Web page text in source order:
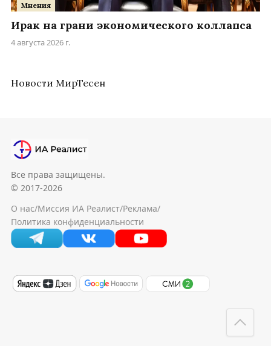
Мнения
Ирак на грани экономического коллапса
4 августа 2026 г.
Новости МирТесен
Все права защищены.
© 2017-2026
О нас/Миссия ИА Реалист/Реклама/
Политика конфиденциальности